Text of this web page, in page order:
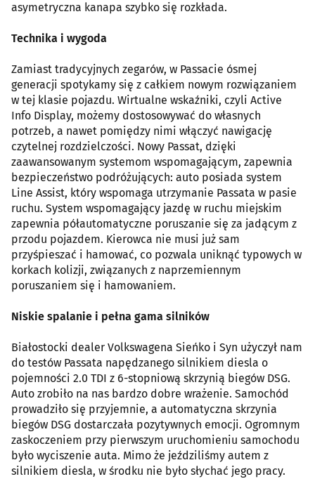
asymetryczna kanapa szybko się rozkłada.
Technika i wygoda
Zamiast tradycyjnych zegarów, w Passacie ósmej
generacji spotykamy się z całkiem nowym rozwiązaniem
w tej klasie pojazdu. Wirtualne wskaźniki, czyli Active
Info Display, możemy dostosowywać do własnych
potrzeb, a nawet pomiędzy nimi włączyć nawigację
czytelnej rozdzielczości. Nowy Passat, dzięki
zaawansowanym systemom wspomagającym, zapewnia
bezpieczeństwo podróżujących: auto posiada system
Line Assist, który wspomaga utrzymanie Passata w pasie
ruchu. System wspomagający jazdę w ruchu miejskim
zapewnia półautomatyczne poruszanie się za jadącym z
przodu pojazdem. Kierowca nie musi już sam
przyśpieszać i hamować, co pozwala uniknąć typowych w
korkach kolizji, związanych z naprzemiennym
poruszaniem się i hamowaniem.
Niskie spalanie i pełna gama silników
Białostocki dealer Volkswagena Sieńko i Syn użyczył nam
do testów Passata napędzanego silnikiem diesla o
pojemności 2.0 TDI z 6-stopniową skrzynią biegów DSG.
Auto zrobiło na nas bardzo dobre wrażenie. Samochód
prowadziło się przyjemnie, a automatyczna skrzynia
biegów DSG dostarczała pozytywnych emocji. Ogromnym
zaskoczeniem przy pierwszym uruchomieniu samochodu
było wyciszenie auta. Mimo że jeździliśmy autem z
silnikiem diesla, w środku nie było słychać jego pracy.